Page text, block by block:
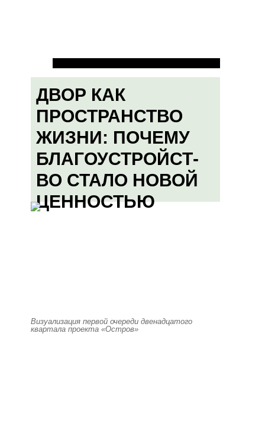
ДВОР КАК
ПРОСТРАНСТВО
ЖИЗНИ: ПОЧЕМУ
БЛАГОУСТРОЙСТ-
ВО СТАЛО НОВОЙ
ЦЕННОСТЬЮ
Визуализация первой очереди двенадцатого
квартала проекта «Остров»